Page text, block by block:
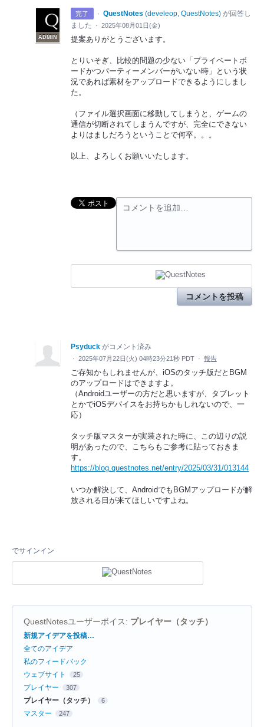
完了 ·
ADMIN
QuestNotes (develeop, QuestNotes)が回答し
ました
· 2025年08月01日(金)
提案ありがとうございます。
とりいそぎ、比較的問題の少ない「プライベートボ
ードかつパーティーメンバーがいない時」という状
況であれば素材をアップロードできるようにしまし
た。
（ファイル選択画面に移動してしまうと、ゲームの
通信が切断されてしまうんですが、完全にできない
よりはましだろうということで何卒。。。
以上、よろしくお願いいたします。
コメントを追加…
コメントを投稿
Psyduck がコメント済み
· 2025年07月22日(火) 04時23分21秒 PDT · 報告
ご存知かもしれませんが、iOSのタッチ版だとBGM
のアップロードはできますよ。
（Androidユーザーの方だと思いますが、タブレット
とかでiOSデバイスをお持ちかもしれないので、一
応）
タッチ版マスターが実装された時に、この辺りの説
明があったので、こちらもご参考に貼っておきま
す。
https://blog.questnotes.net/entry/2025/03/31/013144
いつか解決して、AndroidでもBGMアップロードが解
放される日が来てほしいですよね。
でサインイン
QuestNotesユーザーボイス: プレイヤー（タッチ）
カ
ゴ
リ
新規アイデアを投稿…
全てのアイデア
私のフィードバック
ウェブサイト
25
プレイヤー 307
プレイヤー（タッチ） 6
マスター 247